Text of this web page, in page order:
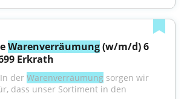
Warenverräumung (w/m/d) 6
Erkrath
der Warenverräumung sorgen wir
dass unser Sortiment in den